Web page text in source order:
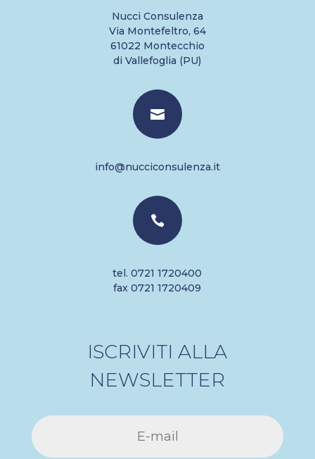
Nucci Consulenza
Via Montefeltro, 64
61022 Montecchio
di Vallefoglia (PU)

info@nucciconsulenza.it

tel. 0721 1720400
fax 0721 1720409
ISCRIVITI ALLA
NEWSLETTER